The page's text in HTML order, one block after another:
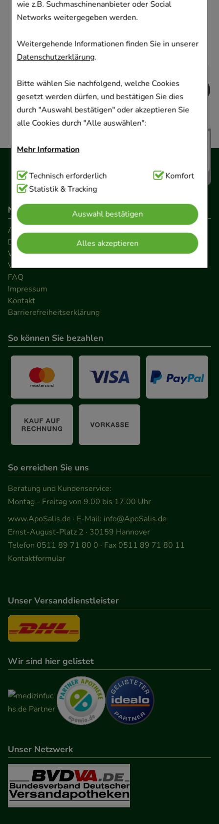
wie z.B. Suchmaschinenanbieter oder Social
Networks weitergegeben werden.
Weitergehende Informationen finden Sie in unserer
Datenschutzerklärung.
Bitte wählen Sie nachfolgend, welche Cookies
gesetzt werden dürfen, und bestätigen Sie dies
durch "Auswahl bestätigen" oder akzeptieren Sie
alle Cookies durch "Alle auswählen":
Mehr Information
Technisch Notwendig:Hierbei handelt es sich um
Cookies, die für die Grundfunktionen unserer
Website notwendig sind (z.B. Navigation,
Warenkorb, Kundenkonto), weshalb auf diese nicht
verzichtet werden kann.
Komfort:Diese Cookies werden genutzt um das
Einkaufserlebnis noch ansprechender zu gestalten,
beispielsweise für die Wiedererkennung des
Besuchers oder unsere Seite an bevorzugte
Verhaltensweisen (z.B. Spracheinstellung)
auch auf Ihre Bedürfnisse zugeschrittene Inhalte
anzuzeigen und unser Partnerprogramm zu
Statistik & Tracking:
Hierüber lassen sich
Informationen über die Art und Weise der Nutzung
unsere Website weiter für Sie optimieren können,
den Inhalt auf unserer Website aber auch die
zu gestalten. Bitte beachten Sie, dass Daten hierfür
teilweise an Dritte wie z.B. Google oder soziale
Medien übertragen werden.
Technisch erforderlich
Komfort
Statistik & Tracking
Auswahl bestätigen
Alles akzeptieren
Sofort lieferbar
16,75 €¹
Navigation
AGB
Datenschutz
Widerrufsrecht
Versandkosten
FAQ
Impressum
Kontakt
Barrierefreiheitserklärung
So können Sie bezahlen
So erreichen Sie uns
Beratung und Kundenservice:
Montag - Freitag von 9.00 bis 17.00 Uhr
www.ApoSalis.de · E-Mail: info@ApoSalis.de
Ernst-August-Platz 2 · 30159 Hannover
Telefon 0511 89 71 80 0 · Fax 0511 89 71 80 11
Kontaktformular
Unser Versanddienstleister
Wir sind hier gelistet
Unser Netzwerk